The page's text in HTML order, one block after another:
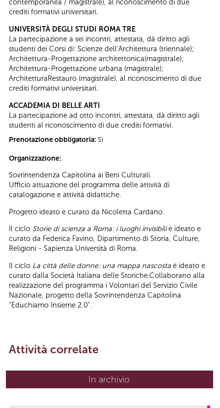
contemporanea / magistrale), al riconoscimento di due
crediti formativi universitari.
UNIVERSITÀ DEGLI STUDI ROMA TRE
La partecipazione a sei incontri, attestata, dà diritto agli
studenti dei Corsi di: Scienze dell’Architettura (triennale);
Architettura-Progettazione architettonica(magistrale);
Architettura-Progettazione urbana (magistrale);
ArchitetturaRestauro (magistrale), al riconoscimento di due
crediti formativi universitari.
ACCADEMIA DI BELLE ARTI
La partecipazione ad otto incontri, attestata, dà diritto agli
studenti al riconoscimento di due crediti formativi.
Prenotazione obbligatoria: Sì
Organizzazione:
Sovrintendenza Capitolina ai Beni Culturali.
Ufficio attuazione del programma delle attività di
catalogazione e attività didattiche.
Progetto ideato e curato da Nicoletta Cardano.
Il ciclo Storie di scienza a Roma: i luoghi invisibiliè ideato e
curato da Federica Favino, Dipartimento di Storia, Culture,
Religioni - Sapienza Università di Roma.
Il ciclo La città delle donne: una mappa nascosta è ideato e
curato dalla Società Italiana delle Storiche.Collaborano alla
realizzazione del programma i Volontari del Servizio Civile
Nazionale, progetto della Sovrintendenza Capitolina
“Educhiamo Insieme 2.0”.
Attività correlate
In archivio